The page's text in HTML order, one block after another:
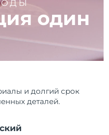
один
и долгий срок
деталей.